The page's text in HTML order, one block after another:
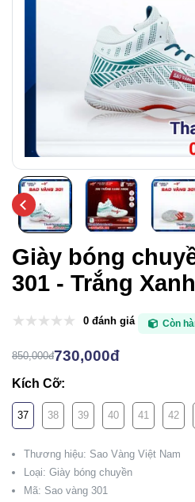
Giày bóng
301 - Trắng
0 đánh giá Còn
850,000đ730,000đ
Kích Cỡ:
37 38 39 40 41 42
Thương hiệu: Sao Vàng Việt Nam
Loại: Giày bóng chuyền
Mã: Sao vàng 301